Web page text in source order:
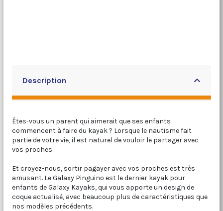
Description
Êtes-vous un parent qui aimerait que ses enfants
commencent à faire du kayak ? Lorsque le nautisme fait
partie de votre vie, il est naturel de vouloir le partager avec
vos proches.
Et croyez-nous, sortir pagayer avec vos proches est très
amusant. Le Galaxy Pinguino est le dernier kayak pour
enfants de Galaxy Kayaks, qui vous apporte un design de
coque actualisé, avec beaucoup plus de caractéristiques que
nos modèles précédents.